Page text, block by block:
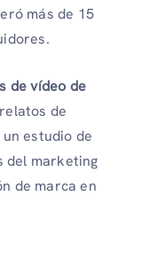
más de 15
de vídeo de
de
estudio de
del marketing
de marca en